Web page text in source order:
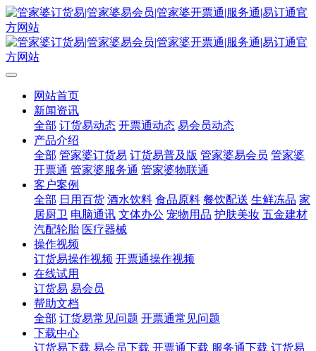
网站首页
新闻资讯
全部 订货易动态 开票通动态 易会员动态
产品介绍
全部 管家婆订货易 订货易普及版 管家婆易会员 管家婆
开票通 管家婆服务通 管家婆物联通
客户案例
全部 日用百货 酒水饮料 食品原料 餐饮配送 生鲜冻品 家
居厨卫 电脑通讯 文体办公 宠物用品 护肤美妆 五金建材
汽配轮胎 医疗器械
操作视频
订货易操作视频 开票通操作视频
在线试用
订货易 易会员
帮助文档
全部 订货易常见问题 开票通常见问题
下载中心
订货易下载 易会员下载 开票通下载 服务通下载 订货易